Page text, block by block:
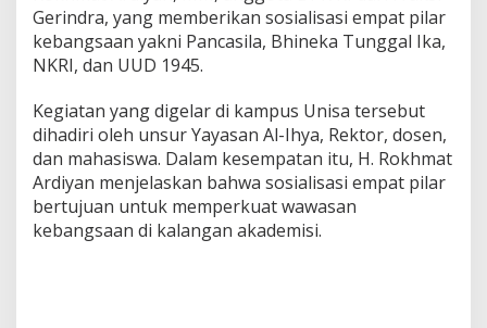
Gerindra, yang memberikan sosialisasi empat pilar
kebangsaan yakni Pancasila, Bhineka Tunggal Ika,
NKRI, dan UUD 1945.
Kegiatan yang digelar di kampus Unisa tersebut
dihadiri oleh unsur Yayasan Al-Ihya, Rektor, dosen,
dan mahasiswa. Dalam kesempatan itu, H. Rokhmat
Ardiyan menjelaskan bahwa sosialisasi empat pilar
bertujuan untuk memperkuat wawasan
kebangsaan di kalangan akademisi.